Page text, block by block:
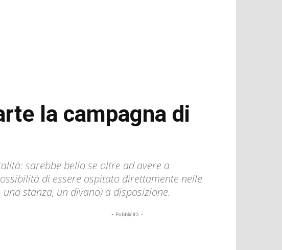
la campagna di
sarebbe bello se oltre ad avere a
di essere ospitato direttamente nelle
stanza, un divano) a disposizione.
- Pubblicità -